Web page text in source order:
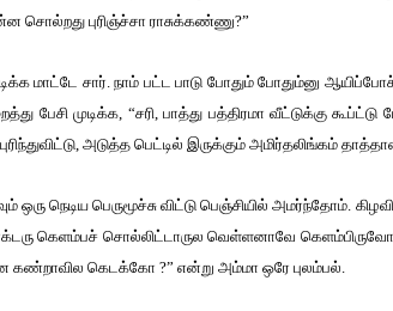
சொல்றது புரிஞ்ச்சா ராசுக்கண்ணு?”
மாட்டே சார். நாம் பட்ட பாடு போதும் போதும்னு
பேசி முடிக்க, “சரி, பாத்து பத்திரமா வீட்டுக்கு
அடுத்த பெட்டில் இருக்கும் அமிர்தலிங்கம்
ஒரு நெடிய பெருமூச்சு விட்டு பெஞ்சியில் அமர்ந்தோம்.
கெளம்பச் சொல்லிட்டாருல வெள்ளனாவே
கண்றாவில கெடக்கோ ?” என்று அம்மா ஒரே புலம்பல்.